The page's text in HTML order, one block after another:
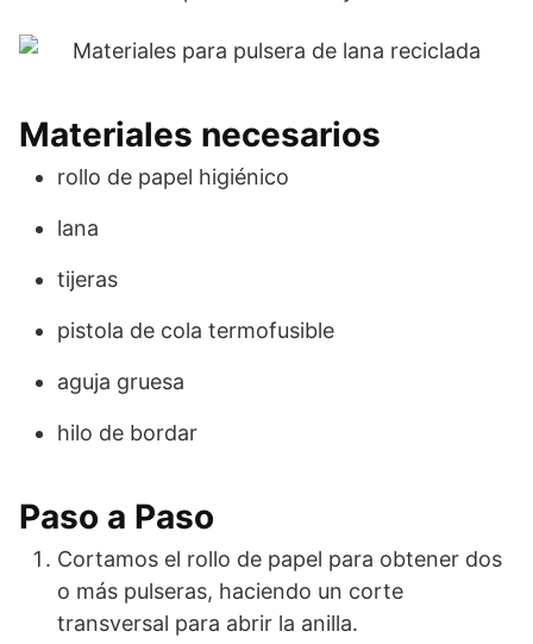
Materiales necesarios
rollo de papel higiénico
lana
tijeras
pistola de cola termofusible
aguja gruesa
hilo de bordar
Paso a Paso
Cortamos el rollo de papel para obtener dos
o más pulseras, haciendo un corte
transversal para abrir la anilla.